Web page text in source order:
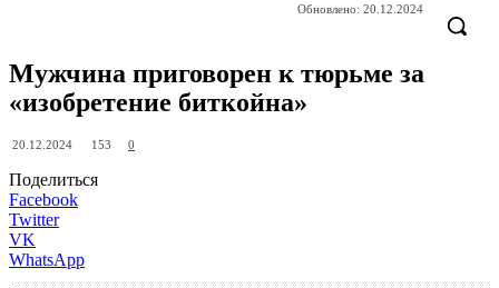
Обновлено: 20.12.2024
Мужчина приговорен к тюрьме за
«изобретение биткойна»
20.12.2024 153 0
Поделиться
Facebook
Twitter
VK
WhatsApp